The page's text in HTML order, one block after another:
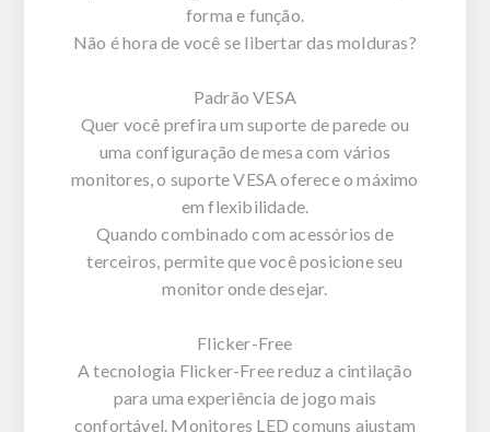
forma e função.
Não é hora de você se libertar das molduras?
Padrão VESA
Quer você prefira um suporte de parede ou
uma configuração de mesa com vários
monitores, o suporte VESA oferece o máximo
em flexibilidade.
Quando combinado com acessórios de
terceiros, permite que você posicione seu
monitor onde desejar.
Flicker-Free
A tecnologia Flicker-Free reduz a cintilação
para uma experiência de jogo mais
confortável. Monitores LED comuns ajustam